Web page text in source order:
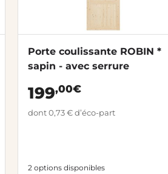
Porte coulissante ROBIN *
sapin - avec serrure
199,00€
dont 0,73 € d’éco-part
2 options disponibles